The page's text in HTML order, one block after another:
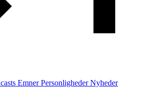
Emner Personligheder Nyheder